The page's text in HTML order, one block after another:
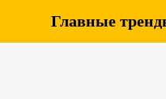
Главные